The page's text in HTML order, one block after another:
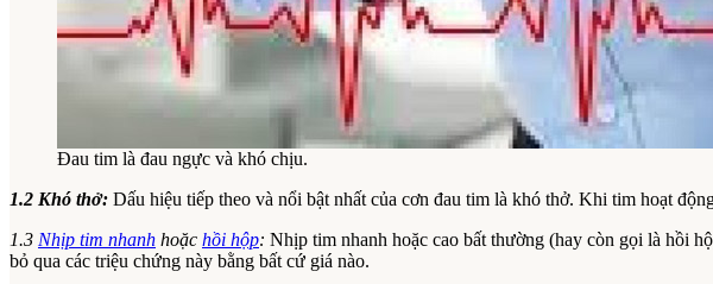
Đau tim là đau ngực và khó chịu.
1.2 Khó thở: Dấu hiệu tiếp theo và nổi bật nhất của cơn đau tim là khó thở. Khi tim hoạt
1.3 Nhịp tim nhanh hoặc hồi hộp: Nhịp tim nhanh hoặc cao bất thường (hay còn gọi là hồi
bỏ qua các triệu chứng này bằng bất cứ giá nào.